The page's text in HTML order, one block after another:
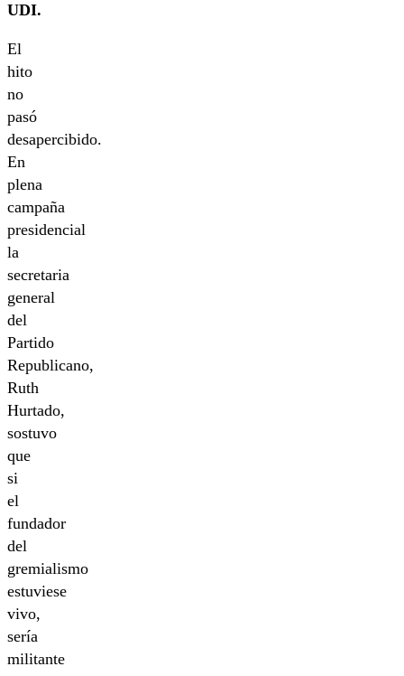
UDI.
El
hito
no
pasó
desapercibido.
En
plena
campaña
presidencial
la
secretaria
general
del
Partido
Republicano,
Ruth
Hurtado,
sostuvo
que
si
el
fundador
del
gremialismo
estuviese
vivo,
sería
militante